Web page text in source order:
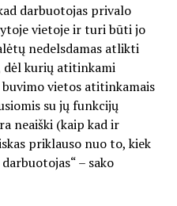
darbuotojas privalo
vietoje ir turi būti jo
nedelsdamas atlikti
dėl kurių atitinkami
vietos atitinkamais
su jų funkcijų
neaiški (kaip kad ir
priklauso nuo to, kiek
– sako